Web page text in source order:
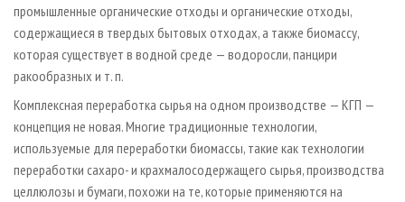
промышленные органические отходы и органические отходы,
содержащиеся в твердых бытовых отходах, а также биомассу,
которая существует в водной среде — водоросли, панцири
ракообразных и т. п.
Комплексная переработка сырья на одном производстве — КГП —
концепция не новая. Многие традиционные технологии,
используемые для переработки биомассы, такие как технологии
переработки сахаро- и крахмалосодержащего сырья, производства
целлюлозы и бумаги, похожи на те, которые применяются на